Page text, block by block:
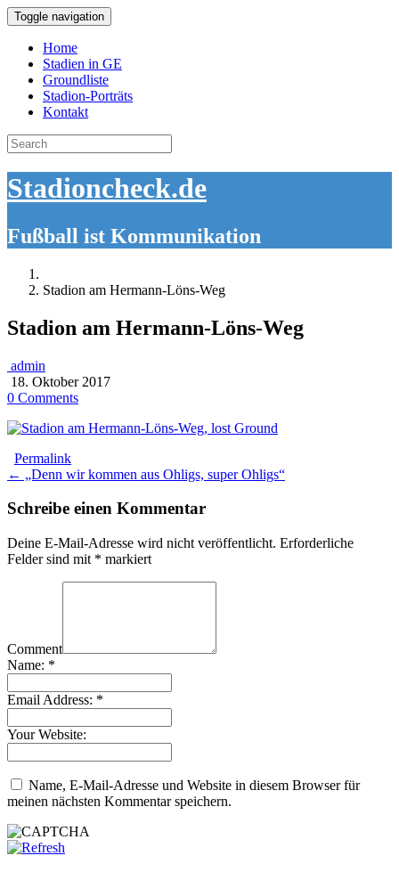
Toggle navigation
Home
Stadien in GE
Groundliste
Stadion-Porträts
Kontakt
Search
for:
Stadioncheck.de
Fußball ist Kommunikation
Stadion am Hermann-Löns-Weg
Stadion am Hermann-Löns-Weg
admin
18. Oktober 2017
0 Comments
Permalink
Post
navigation
← „Denn wir kommen aus Ohligs, super Ohligs“
Schreibe einen Kommentar
Deine E-Mail-Adresse wird nicht veröffentlicht. Erforderliche
Felder sind mit * markiert
Comment
Name: *
Email Address: *
Your Website:
Name, E-Mail-Adresse und Website in diesem Browser für
meinen nächsten Kommentar speichern.